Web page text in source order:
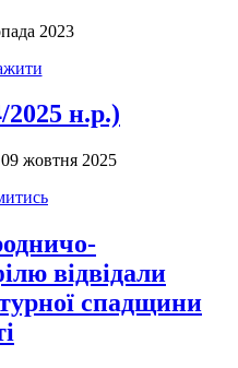
2023
2025 н.р.)
09 жовтня 2025
відвідали
спадщини